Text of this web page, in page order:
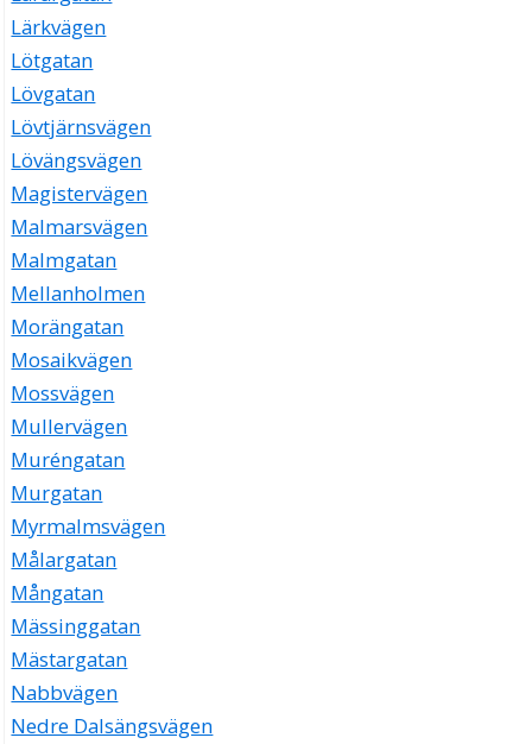
Lärkvägen
Lötgatan
Lövgatan
Lövtjärnsvägen
Lövängsvägen
Magistervägen
Malmarsvägen
Malmgatan
Mellanholmen
Morängatan
Mosaikvägen
Mossvägen
Mullervägen
Muréngatan
Murgatan
Myrmalmsvägen
Målargatan
Mångatan
Mässinggatan
Mästargatan
Nabbvägen
Nedre Dalsängsvägen